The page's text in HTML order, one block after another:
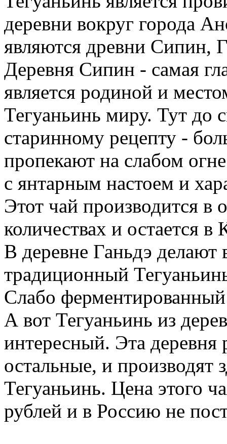
деревни вокруг города
являются древни Сипин,
Деревня Сипин - самая
является родиной и
Тегуаньинь миру. Тут до
старинному рецепту -
пропекают на слабом
с янтарным настоем и
Этот чай производится в
количествах и остается в
В деревне Ганьдэ делают
традиционный
Слабо
А вот Тегуаньинь из
интересный. Эта деревня
остальные, и производят
Тегуаньинь. Цена этого
рублей и в Россию не